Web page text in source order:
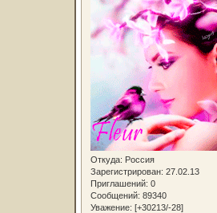
Откуда: Россия
Зарегистрирован: 27.02.13
Приглашений: 0
Сообщений: 89340
Уважение: [+30213/-28]